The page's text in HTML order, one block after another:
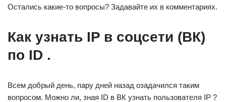
Остались какие-то вопросы? Задавайте их в комментариях.
Как узнать IP в соцсети (ВК)
по ID .
Всем добрый день, пару дней назад озадачился таким
вопросом. Можно ли, зная ID в ВК узнать пользователя IP ?